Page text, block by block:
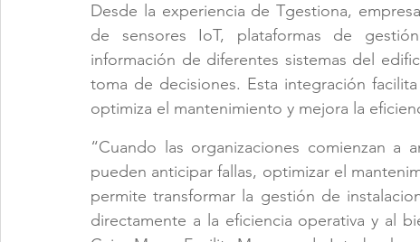
Desde la experiencia de Tgestiona,
de sensores IoT, plataformas de
información de diferentes sistemas del
toma de decisiones. Esta integración
optimiza el mantenimiento y mejora la
“Cuando las organizaciones comienzan a
pueden anticipar fallas, optimizar el
permite transformar la gestión de
directamente a la eficiencia operativa y al